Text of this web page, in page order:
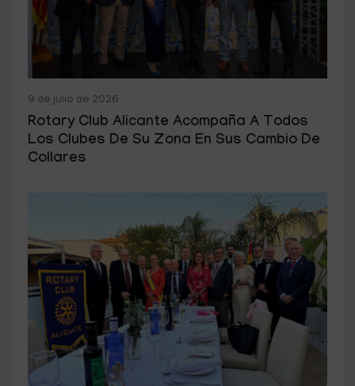
9 de julio de 2026
Rotary Club Alicante Acompaña A Todos
Los Clubes De Su Zona En Sus Cambio De
Collares